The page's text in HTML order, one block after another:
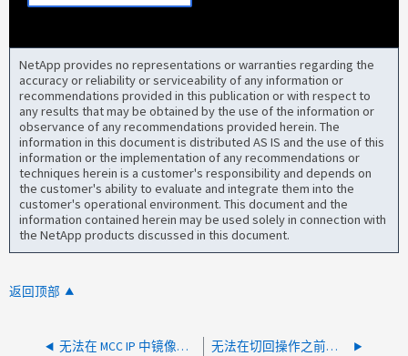
NetApp provides no representations or warranties regarding the
accuracy or reliability or serviceability of any information or
recommendations provided in this publication or with respect to
any results that may be obtained by the use of the information or
observance of any recommendations provided herein. The
information in this document is distributed AS IS and the use of this
information or the implementation of any recommendations or
techniques herein is a customer's responsibility and depends on
the customer's ability to evaluate and integrate them into the
customer's operational environment. This document and the
information contained herein may be used solely in connection with
the NetApp products discussed in this document.
返回顶部
无法在 MCC IP 中镜像数据/根聚合 无法在切回操作之前验证节点和集群组件